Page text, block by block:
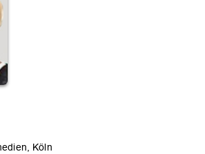
Köln